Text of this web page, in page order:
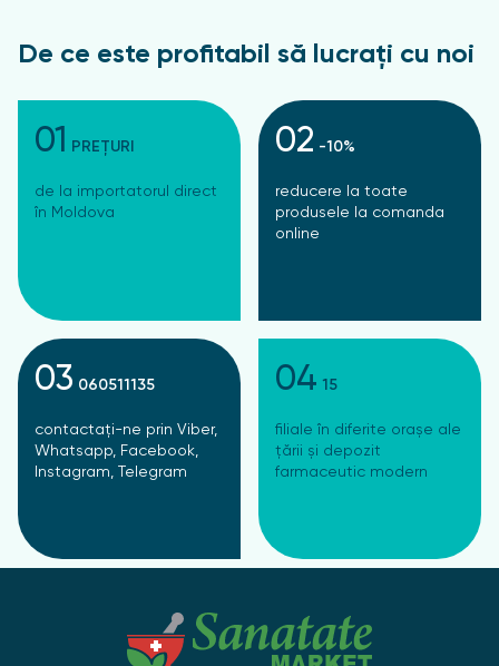
De ce este profitabil să lucrați cu noi
01 PREȚURI
de la importatorul direct
în Moldova
02 -10%
reducere la toate
produsele la comanda
online
03 060511135
contactați-ne prin Viber,
Whatsapp, Facebook,
Instagram, Telegram
04 15
filiale în diferite orașe ale
țării și depozit
farmaceutic modern